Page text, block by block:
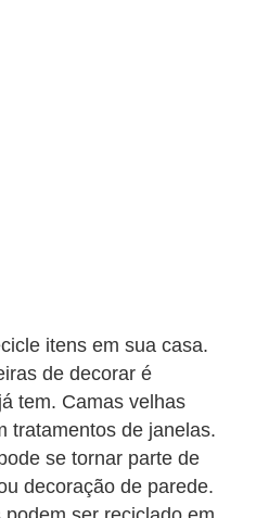
itens em sua casa.
de decorar é
tem. Camas velhas
tratamentos de janelas.
se tornar parte de
decoração de parede.